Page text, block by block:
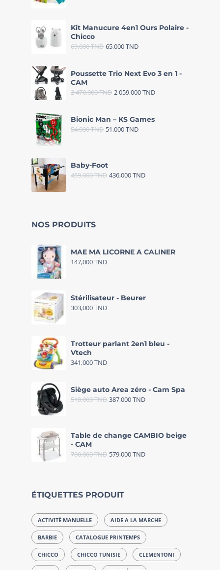
Kit Manucure 4en1 Ours Polaire -
Chicco
69,000TND 65,000TND
Poussette Trio Next Evo 3 en 1 -
CAM
2 470,000TND 2 059,000TND
Bionic Man – KS Games
54,000TND 51,000TND
Baby-Foot
459,000TND 436,000TND
NOS PRODUITS
MAE MA LICORNE A CALINER
147,000TND
Stérilisateur - Beurer
303,000TND
Trotteur parlant 2en1 bleu -
Vtech
341,000TND
Siège auto Area zéro - Cam Spa
510,000TND 387,000TND
Table de change CAMBIO beige
- CAM
700,000TND 579,000TND
ÉTIQUETTES PRODUIT
ACTIVITÉ MANUELLE AIDE A LA MARCHE
BARBIE CATALOGUE PRINTEMPS
CHICCO CHICCO TUNISIE CLEMENTONI